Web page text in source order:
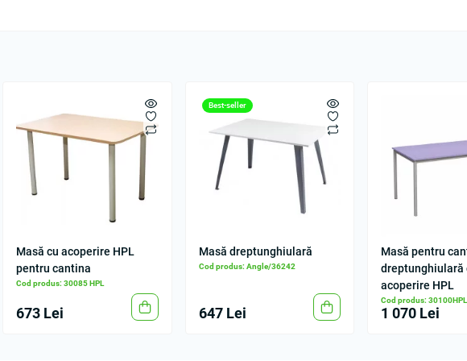
Masă cu acoperire HPL
pentru cantina
Cod produs: 30085 HPL
673 Lei
Best-seller
Masă dreptunghiulară
Cod produs: Angle/36242
647 Lei
Masă pentru
dreptunghiulară
acoperire HPL
Cod produs: 30100HPL
1 070 Lei